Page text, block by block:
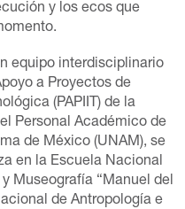
y los ecos que
equipo interdisciplinario
a Proyectos de
(PAPIIT) de la
Personal Académico de
de México (UNAM), se
en la Escuela Nacional
Museografía “Manuel del
de Antropología e